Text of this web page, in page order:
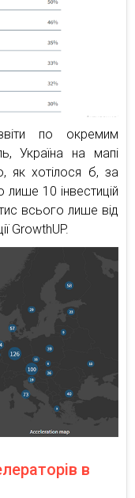
по окремим
Україна на мапі
як хотілося б, за
10 інвестицій
всього лише від
GrowthUP.
в